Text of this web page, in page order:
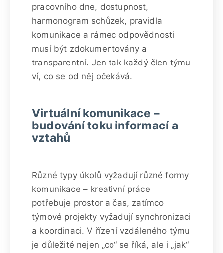
pracovního dne, dostupnost,
harmonogram schůzek, pravidla
komunikace a rámec odpovědnosti
musí být zdokumentovány a
transparentní. Jen tak každý člen týmu
ví, co se od něj očekává.
Virtuální komunikace –
budování toku informací a
vztahů
Různé typy úkolů vyžadují různé formy
komunikace – kreativní práce
potřebuje prostor a čas, zatímco
týmové projekty vyžadují synchronizaci
a koordinaci. V řízení vzdáleného týmu
je důležité nejen „co“ se říká, ale i „jak“